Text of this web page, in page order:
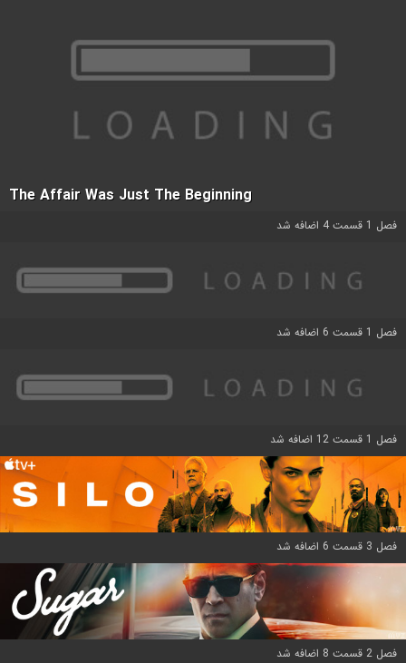
The Affair Was Just The Beginning
فصل 1 قسمت 4 اضافه شد
فصل 1 قسمت 6 اضافه شد
فصل 1 قسمت 12 اضافه شد
فصل 3 قسمت 6 اضافه شد
فصل 2 قسمت 8 اضافه شد